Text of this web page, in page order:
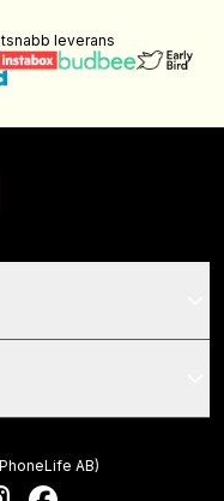
leverans
AB)